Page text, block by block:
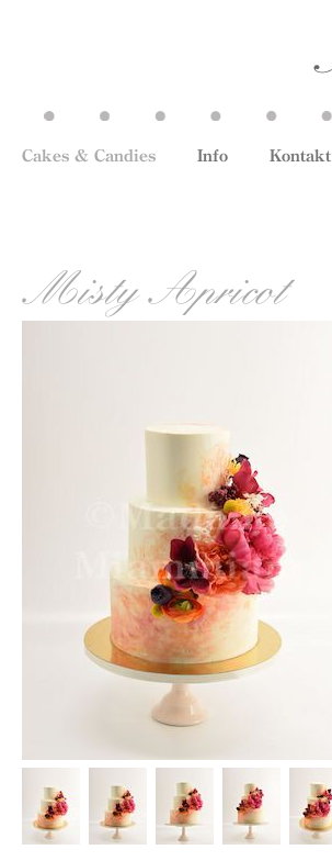
Cakes & Candies Info Kontakt
Misty Apricot